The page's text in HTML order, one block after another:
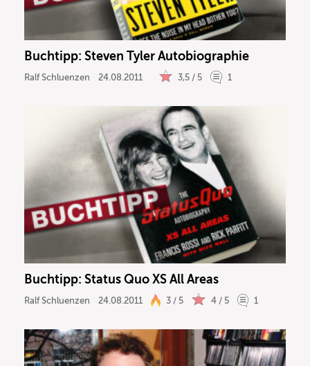
Buchtipp: Steven Tyler Autobiographie
Ralf Schluenzen 24.08.2011 3,5 / 5 1
Buchtipp: Status Quo XS All Areas
Ralf Schluenzen 24.08.2011 3 / 5 4 / 5 1